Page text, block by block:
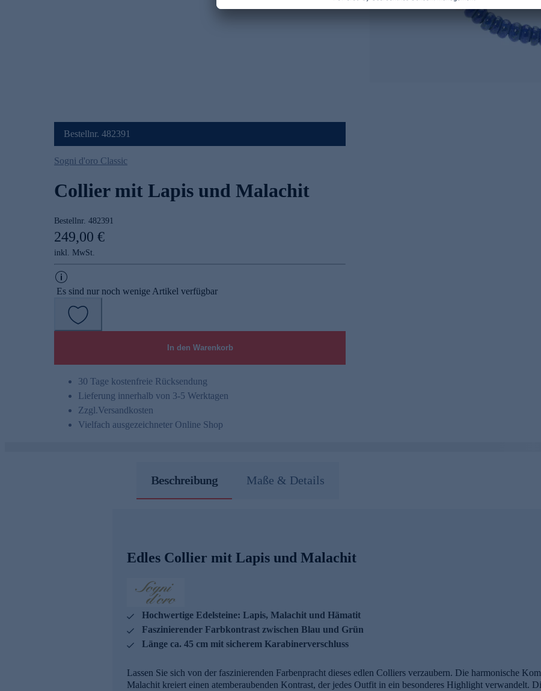
Bestellnr. 482391
Sogni d'oro Classic
Collier mit Lapis und Malachit
Bestellnr. 482391
249,00 €
inkl. MwSt.
Es sind nur noch wenige Artikel verfügbar
In den Warenkorb
30 Tage kostenfreie Rücksendung
Lieferung innerhalb von 3-5 Werktagen
Zzgl.Versandkosten
Vielfach ausgezeichneter Online Shop
Beschreibung Maße & Details
Edles Collier mit Lapis und Malachit
Hochwertige Edelsteine: Lapis, Malachit und Hämatit
Faszinierender Farbkontrast zwischen Blau und Grün
Länge ca. 45 cm mit sicherem Karabinerverschluss
Lassen Sie sich von der faszinierenden Farbenpracht dieses edlen Colliers verzaubern. Die harmonische
Malachit kreiert einen atemberaubenden Kontrast, der jedes Outfit in ein besonderes Highlight verwandelt.